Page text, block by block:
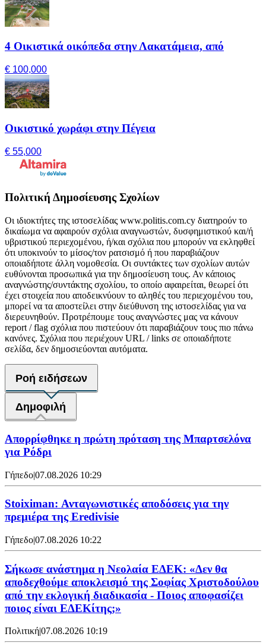
4 Οικιστικά οικόπεδα στην Λακατάμεια, από
€ 100,000
Οικιστικό χωράφι στην Πέγεια
€ 55,000
Πολιτική Δημοσίευσης Σχολίων
Οι ιδιοκτήτες της ιστοσελίδας www.politis.com.cy διατηρούν το
δικαίωμα να αφαιρούν σχόλια αναγνωστών, δυσφημιστικού και/ή
υβριστικού περιεχομένου, ή/και σχόλια που μπορούν να εκληφθεί
ότι υποκινούν το μίσος/τον ρατσισμό ή που παραβιάζουν
οποιαδήποτε άλλη νομοθεσία. Οι συντάκτες των σχολίων αυτών
ευθύνονται προσωπικά για την δημοσίευση τους. Αν κάποιος
αναγνώστης/συντάκτης σχολίου, το οποίο αφαιρείται, θεωρεί ότι
έχει στοιχεία που αποδεικνύουν το αληθές του περιεχομένου του,
μπορεί να τα αποστείλει στην διεύθυνση της ιστοσελίδας για να
διερευνηθούν. Προτρέπουμε τους αναγνώστες μας να κάνουν
report / flag σχόλια που πιστεύουν ότι παραβιάζουν τους πιο πάνω
κανόνες. Σχόλια που περιέχουν URL / links σε οποιαδήποτε
σελίδα, δεν δημοσιεύονται αυτόματα.
Ροή ειδήσεων
Δημοφιλή
Απορρίφθηκε η πρώτη πρόταση της Μπαρτσελόνα
για Ρόδρι
Γήπεδο|07.08.2026 10:29
Stoiximan: Ανταγωνιστικές αποδόσεις για την
πρεμιέρα της Eredivisie
Γήπεδο|07.08.2026 10:22
Σήκωσε ανάστημα η Νεολαία ΕΔΕΚ: «Δεν θα
αποδεχθούμε αποκλεισμό της Σοφίας Χριστοδούλου
από την εκλογική διαδικασία - Ποιος αποφασίζει
ποιος είναι ΕΔΕΚίτης;»
Πολιτική|07.08.2026 10:19